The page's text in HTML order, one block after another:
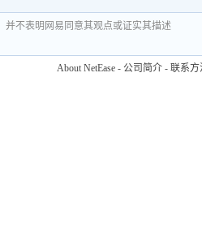
并不表明网易同意其观点或证实其描述
About NetEase - 公司简介 - 联系方